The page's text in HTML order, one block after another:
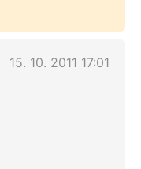
15. 10. 2011 17:01